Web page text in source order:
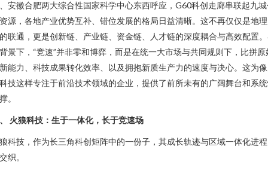
安徽合肥两大综合性国家科学中心东西呼应，G60科创走廊串联起九
源，各地产业优势互补、错位发展的格局日益清晰。这不再仅仅是地
联通，更是创新链、产业链、资金链、人才链的深度耦合与高效配置
景下，“竞速”并非零和博弈，而是在统一大市场与共同规则下，比拼原
能力、科技成果转化效率、以及拥抱新质生产力的速度与决心。这为
技这样专注于前沿技术领域的企业，提供了前所未有的广阔舞台和系
。
火狼科技：生于一体化，长于竞速场
科技，作为长三角科创矩阵中的一份子，其成长轨迹与区域一体化进
织。